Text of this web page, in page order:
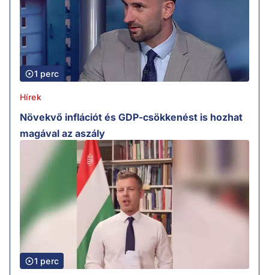
1 perc
Hírek
Növekvő inflációt és GDP-csökkenést is hozhat
magával az aszály
1 perc